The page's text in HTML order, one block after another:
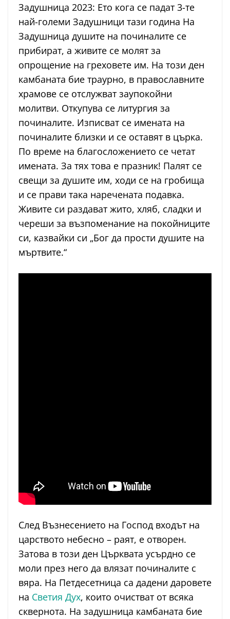
Задушница 2023: Ето кога се падат 3-те
най-големи Задушници тази година На
Задушница душите на починалите се
прибират, а живите се молят за
опрощение на греховете им. На този ден
камбаната бие траурно, в православните
храмове се отслужват заупокойни
молитви. Откупува се литургия за
починалите. Изписват се имената на
починалите близки и се оставят в църка.
По време на благосложението се четат
имената. За тях това е празник! Палят се
свещи за душите им, ходи се на гробища
и се прави така наречената подавка.
Живите си раздават жито, хляб, сладки и
череши за възпоменание на покойниците
си, казвайки си „Бог да прости душите на
мъртвите.“
След Възнесението на Господ входът на
царството небесно – раят, е отворен.
Затова в този ден Църквата усърдно се
моли през него да влязат починалите с
вяра. На Петдесетница са дадени даровете
на Светия Дух, които очистват от всяка
сквернота. На задушница камбаната бие